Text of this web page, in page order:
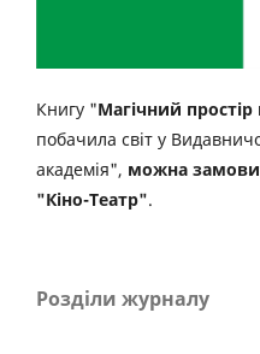
Книгу "Магічний
побачила світ у
академія", можна
"Кіно-Театр".
Розділи журналу